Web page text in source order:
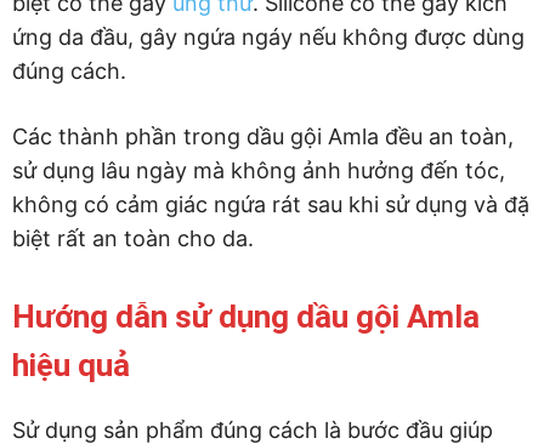
ứng da đầu, gây ngứa ngáy nếu không được dùng
đúng cách.
Các thành phần trong dầu gội Amla đều an toàn,
sử dụng lâu ngày mà không ảnh hưởng đến tóc,
không có cảm giác ngứa rát sau khi sử dụng và đặ
biệt rất an toàn cho da.
Hướng dẫn sử dụng dầu gội Amla
hiệu quả
Sử dụng sản phẩm đúng cách là bước đầu giúp